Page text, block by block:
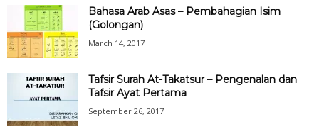
Bahasa Arab Asas – Pembahagian Isim
(Golongan)
March 14, 2017
Tafsir Surah At-Takatsur – Pengenalan dan
Tafsir Ayat Pertama
September 26, 2017